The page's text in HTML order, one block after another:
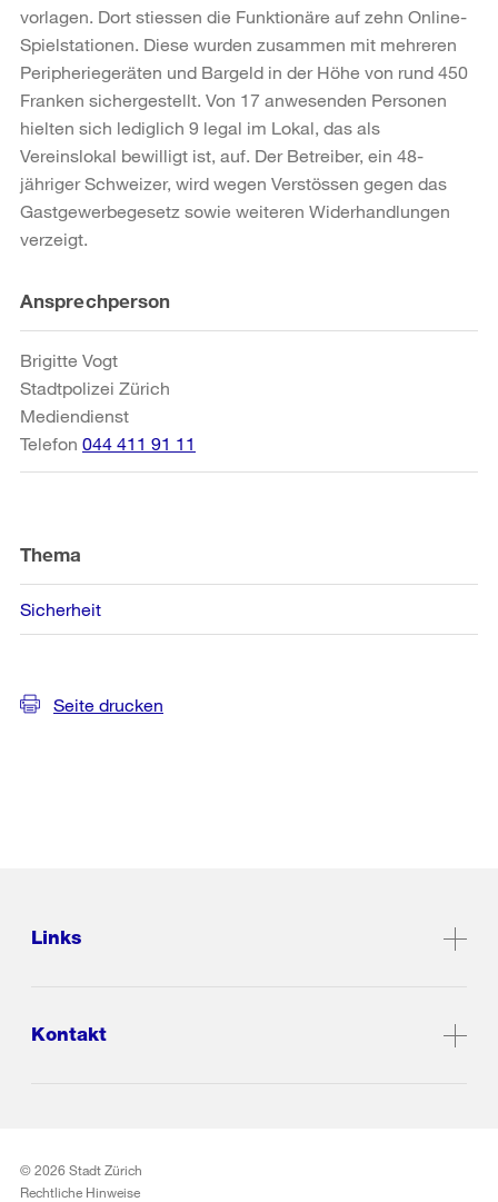
vorlagen. Dort stiessen die Funktionäre auf zehn Online-
Spielstationen. Diese wurden zusammen mit mehreren
Peripheriegeräten und Bargeld in der Höhe von rund 450
Franken sichergestellt. Von 17 anwesenden Personen
hielten sich lediglich 9 legal im Lokal, das als
Vereinslokal bewilligt ist, auf. Der Betreiber, ein 48-
jähriger Schweizer, wird wegen Verstössen gegen das
Gastgewerbegesetz sowie weiteren Widerhandlungen
verzeigt.
Weitere
Informationen
Ansprechperson
Brigitte Vogt
Stadtpolizei Zürich
Mediendienst
Telefon 044 411 91 11
Thema
Sicherheit
Seite drucken
Links
Kontakt
© 2026 Stadt Zürich
Rechtliche Hinweise